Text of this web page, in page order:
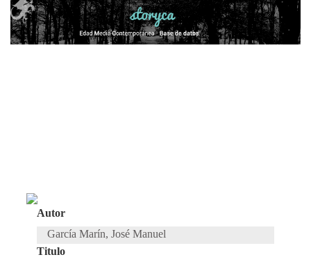
Autor
García Marín, José Manuel
Titulo